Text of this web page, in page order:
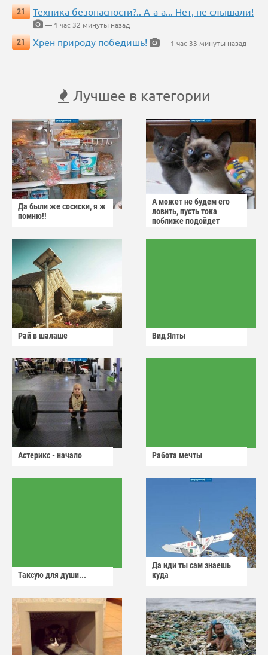
21
Техника безопасности?.. А-а-а... Нет, не слышали!
— 1 час 32 минуты назад
21
Хрен природу победишь! — 1 час 33 минуты назад
Лучшее в категории
Да были же сосиски, я ж
помню!!
А может не будем его
ловить, пусть тока
поближе подойдет
Рай в шалаше Вид Ялты
Астерикс - начало Работа мечты
Таксую для души...
Да иди ты сам знаешь
куда